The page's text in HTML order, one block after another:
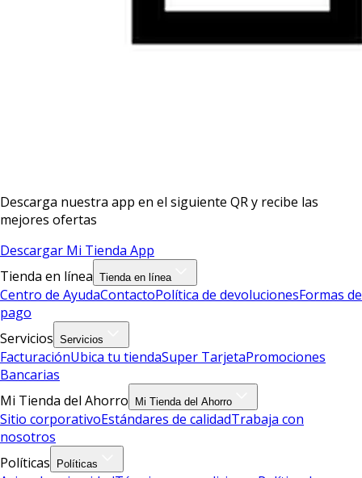
Descarga nuestra app en el siguiente QR y recibe las
mejores ofertas
Descargar Mi Tienda App
Tienda en línea Tienda en línea
Centro de AyudaContactoPolítica de devolucionesFormas de
pago
Servicios Servicios
FacturaciónUbica tu tiendaSuper TarjetaPromociones
Bancarias
Mi Tienda del Ahorro
Mi Tienda del Ahorro
Sitio corporativoEstándares de calidadTrabaja con
nosotros
Políticas
Políticas